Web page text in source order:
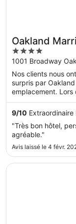
Oakland
Center
4
out
of
5
1001 Broadway
Nos clients nous
surpris par
emplacement. Lors
directe avec le
minutes de marche
hébergement,
comme l'accès Wi-
oublier une salle de
hébergement
gamelles pour
9/10 Extraordinaire
"Très bon hôtel,
agréable."
Avis laissé le 4 févr.
S’ouvre dans une
The Marina Inn on